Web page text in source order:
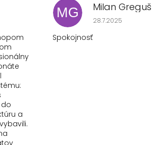
je 1 z 5 hviezdičiek.
a
MG Milan Greguš
Hodnotenie
28.7.2025
Spokojnosť